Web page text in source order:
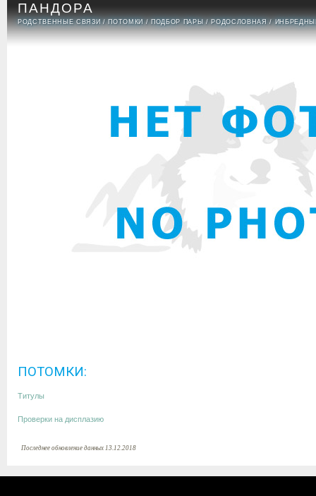
ПАНДОРА
РОДСТВЕННЫЕ СВЯЗИ /ПОТОМКИ /ПОДБОР ПАРЫ /РОДОСЛОВНАЯ /
ПОТОМКИ:
Титулы
Проверки на дисплазию
Последнее обновление данных 13.12.2018